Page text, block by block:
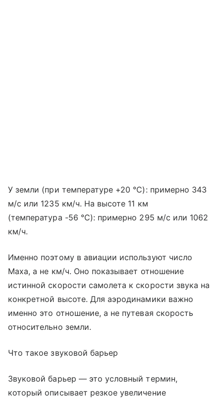
У земли (при температуре +20 °C): примерно 343
м/с или 1235 км/ч. На высоте 11 км
(температура -56 °C): примерно 295 м/с или 1062
км/ч.
Именно поэтому в авиации используют число
Маха, а не км/ч. Оно показывает отношение
истинной скорости самолета к скорости звука на
конкретной высоте. Для аэродинамики важно
именно это отношение, а не путевая скорость
относительно земли.
Что такое звуковой барьер
Звуковой барьер — это условный термин,
который описывает резкое увеличение